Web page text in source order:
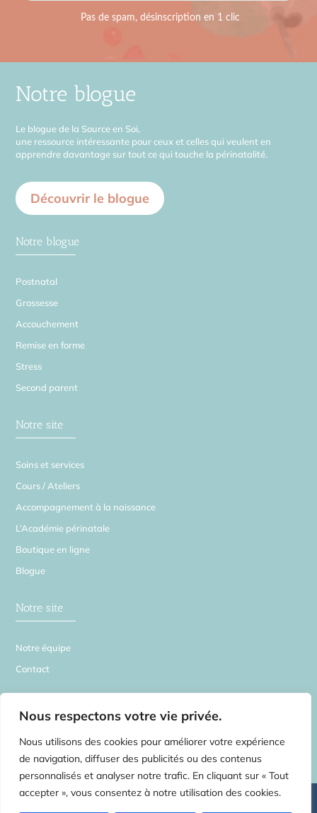
Nous respectons votre vie privée.
Nous utilisons des cookies pour améliorer votre expérience
de navigation, diffuser des publicités ou des contenus
personnalisés et analyser notre trafic. En cliquant sur « Tout
accepter », vous consentez à notre utilisation des cookies.
Notre blogue
Le blogue de la Source en Soi,
une ressource intéressante pour ceux et celles qui veulent en
apprendre davantage sur tout ce qui touche la périnatalité.
Découvrir le blogue
Notre blogue
Postnatal
Grossesse
Accouchement
Remise en forme
Stress
Second parent
Notre site
Soins et services
Cours / Ateliers
Accompagnement à la naissance
L’Académie périnatale
Boutique en ligne
Blogue
Notre site
Notre équipe
Contact
©2026 La Source en Soi – Tous droits réservés | Centre de médecines